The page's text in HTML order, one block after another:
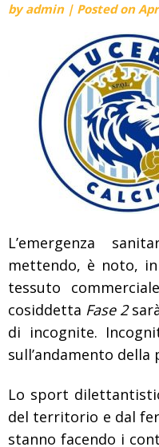
byadmin | Posted on
L’emergenza
mettendo, è noto,
tessuto
cosiddetta Fase 2
di incognite.
sull’andamento della
Lo sport
del territorio e dal
stanno facendo i